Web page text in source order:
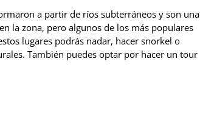
a partir de ríos subterráneos y son una
la zona, pero algunos de los más populares
lugares podrás nadar, hacer snorkel o
También puedes optar por hacer un tour